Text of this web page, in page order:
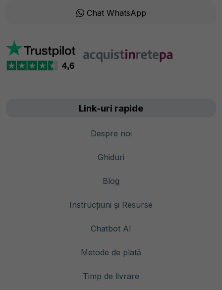
Chat WhatsApp
Link-uri rapide
Despre noi
Ghiduri
Blog
Instrucțiuni și Resurse
Chatbot AI
Metode de plată
Timp de livrare